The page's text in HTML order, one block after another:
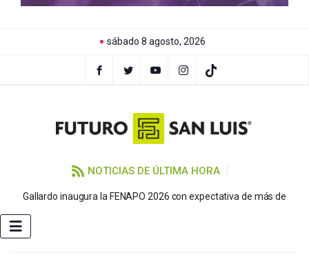
sábado 8 agosto, 2026
NOTICIAS DE ÚLTIMA HORA
Gallardo inaugura la FENAPO 2026 con expectativa de más de